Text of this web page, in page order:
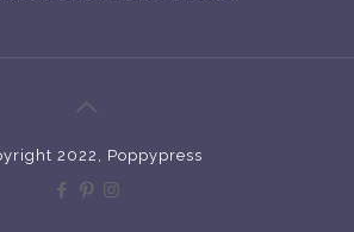
2022, Poppypress